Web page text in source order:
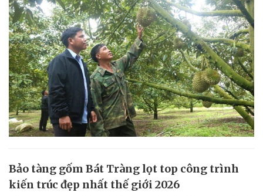
Bảo tàng gốm Bát Tràng lọt top công trình
kiến trúc đẹp nhất thế giới 2026